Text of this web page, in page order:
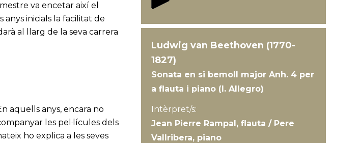
va encetar així el
anys inicials la facilitat de
al llarg de la seva carrera
aquells anys, encara no
les pel·lícules dels
ho explica a les seves
Ludwig van Beethoven (1770-
1827)
Sonata en si bemoll major Anh. 4 per
a flauta i piano (I. Allegro)
Intèrpret/s:
Jean Pierre Rampal, flauta / Pere
Vallribera, piano